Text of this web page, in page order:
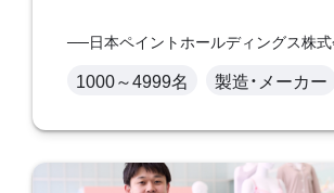
日本ペイントホールディングス株
1000～4999名 製造・メーカー